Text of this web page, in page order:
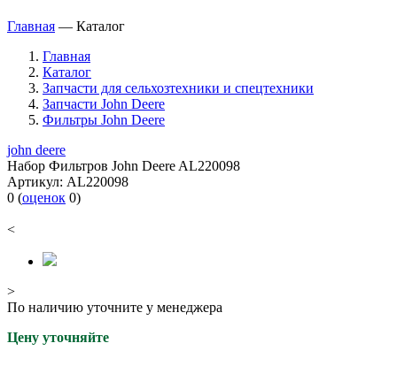
Главная — Каталог
Главная
Каталог
Запчасти для сельхозтехники и спецтехники
Запчасти John Deere
Фильтры John Deere
john deere
Набор Фильтров John Deere AL220098
Артикул: AL220098
0 (оценок 0)
<
>
По наличию уточните у менеджера
Цену уточняйте